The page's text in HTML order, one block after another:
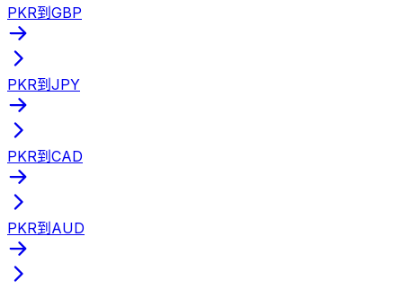
PKR到GBP
PKR到JPY
PKR到CAD
PKR到AUD